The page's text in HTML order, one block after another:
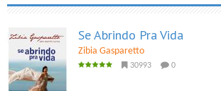
Se Abrindo Pra Vida
Zibia Gasparetto
30993 0